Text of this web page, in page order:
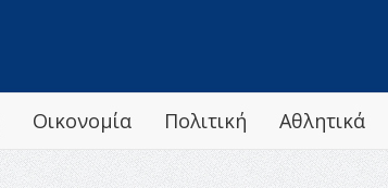
Οικονομία Πολιτική Αθλητικά